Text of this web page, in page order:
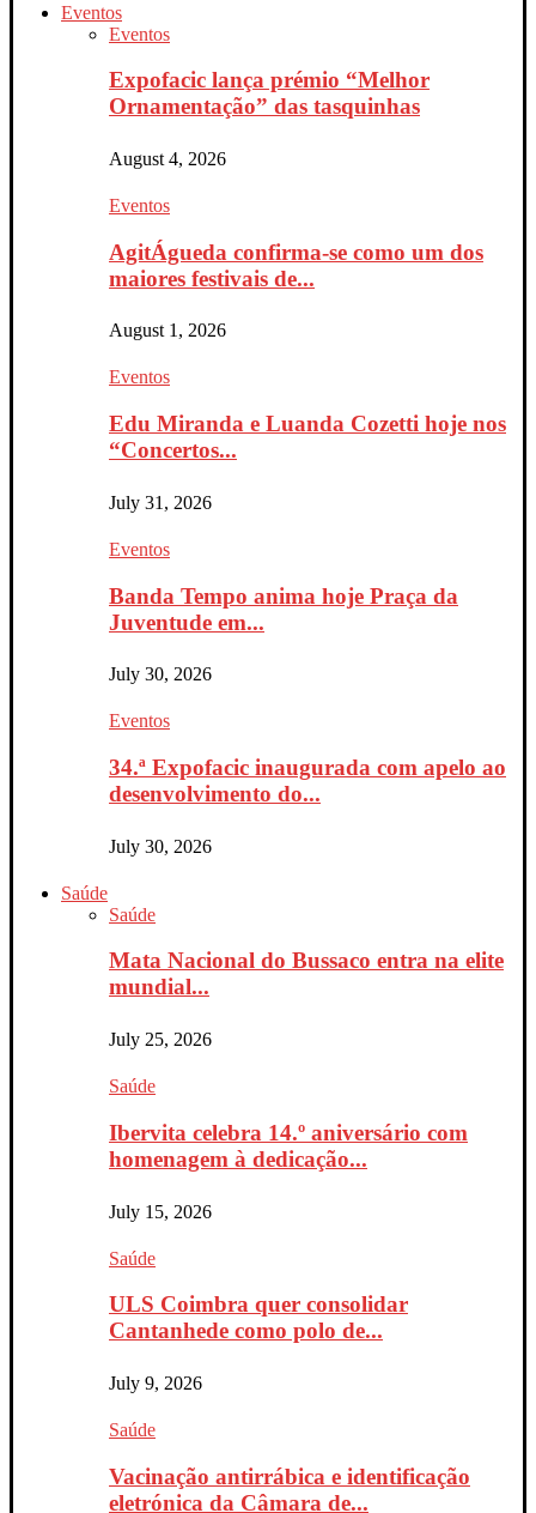
Eventos
Eventos
Expofacic lança prémio “Melhor
Ornamentação” das tasquinhas
August 4, 2026
Eventos
AgitÁgueda confirma-se como um dos
maiores festivais de...
August 1, 2026
Eventos
Edu Miranda e Luanda Cozetti hoje nos
“Concertos...
July 31, 2026
Eventos
Banda Tempo anima hoje Praça da
Juventude em...
July 30, 2026
Eventos
34.ª Expofacic inaugurada com apelo ao
desenvolvimento do...
July 30, 2026
Saúde
Saúde
Mata Nacional do Bussaco entra na elite
mundial...
July 25, 2026
Saúde
Ibervita celebra 14.º aniversário com
homenagem à dedicação...
July 15, 2026
Saúde
ULS Coimbra quer consolidar
Cantanhede como polo de...
July 9, 2026
Saúde
Vacinação antirrábica e identificação
eletrónica da Câmara de...